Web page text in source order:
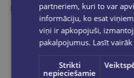
Ieskaties, varbūt noder
partneriem, kuri to var
informāciju, ko esat
viņi ir apkopojuši,
pakalpojumus. Lasīt vairāk
Strikti
nepieciešamie